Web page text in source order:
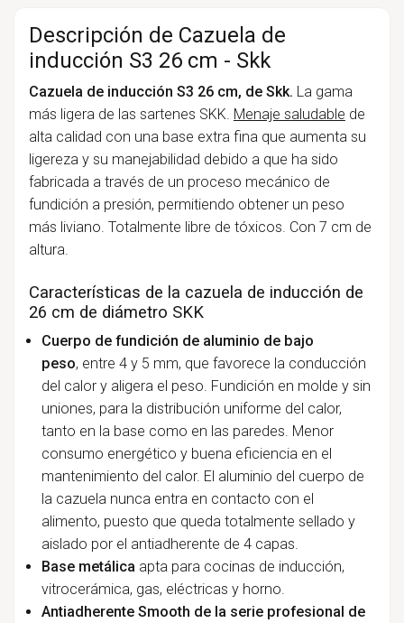
Descripción de Cazuela de
inducción S3 26 cm - Skk
Cazuela de inducción S3 26 cm, de Skk. La gama
más ligera de las sartenes SKK. Menaje saludable de
alta calidad con una base extra fina que aumenta su
ligereza y su manejabilidad debido a que ha sido
fabricada a través de un proceso mecánico de
fundición a presión, permitiendo obtener un peso
más liviano. Totalmente libre de tóxicos. Con 7 cm de
altura.
Características de la cazuela de inducción de
26 cm de diámetro SKK
Cuerpo de fundición de aluminio de bajo
peso, entre 4 y 5 mm, que favorece la conducción
del calor y aligera el peso. Fundición en molde y sin
uniones, para la distribución uniforme del calor,
tanto en la base como en las paredes. Menor
consumo energético y buena eficiencia en el
mantenimiento del calor. El aluminio del cuerpo de
la cazuela nunca entra en contacto con el
alimento, puesto que queda totalmente sellado y
aislado por el antiadherente de 4 capas.
Base metálica apta para cocinas de inducción,
vitrocerámica, gas, eléctricas y horno.
Antiadherente Smooth de la serie profesional de